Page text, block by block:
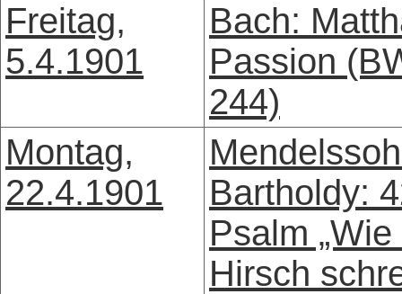
Freitag,
5.4.1901
Bach:
Passion
244)
Montag,
22.4.1901
Bartholdy:
Psalm
Hirsch